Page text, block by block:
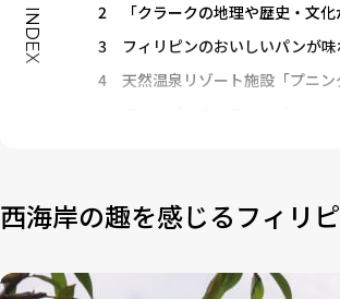
INDEX
2
「クラークの地理や歴史・文
3
フィリピンのおいしいパンが
4
天然温泉リゾート施設「プニ
フィリピンのサファリパーク
8
電飾ピカピカの巨大ランタン
西海岸の趣を感じるフィリ